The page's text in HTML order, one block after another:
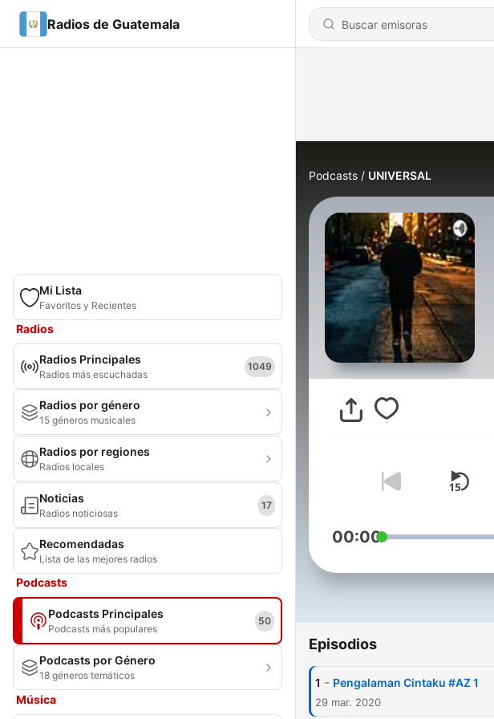
Radios de Guatemala
Mi Lista
Favoritos y Recientes
Radios
Radios Principales
Radios más escuchadas
1049
Radios por género
15 géneros musicales
Radios por regiones
Radios locales
Noticias
Radios noticiosas
17
Recomendadas
Lista de las mejores radios
Podcasts
Podcasts Principales
Podcasts más populares
50
Podcasts por Género
18 géneros temáticos
Música
Podcasts UNIVERSAL
00:00
Episodios
1 - Pengalaman Cintaku #AZ 1
29 mar. 2020